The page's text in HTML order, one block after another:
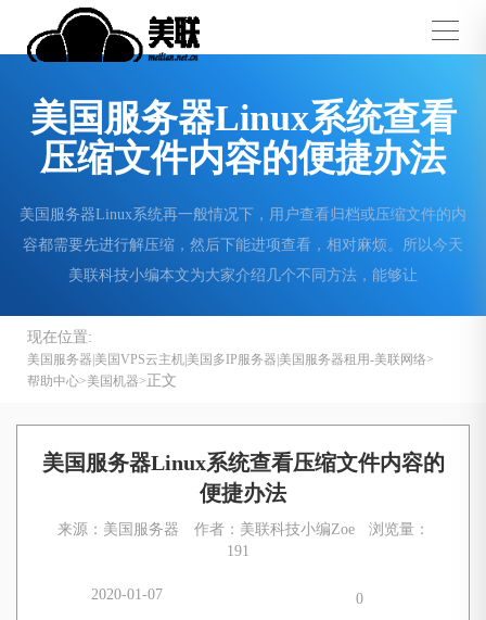
美国服务器Linux系统查看
压缩文件内容的便捷办法
美国服务器Linux系统再一般情况下，用户查看归档或压缩文件的内
容都需要先进行解压缩，然后下能进项查看，相对麻烦。所以今天
美联科技小编本文为大家介绍几个不同方法，能够让
现在位置:
美国服务器|美国VPS云主机|美国多IP服务器|美国服务器租用-美联网络
帮助中心 美国机器 正文
美国服务器Linux系统查看压缩文件内容的
便捷办法
来源：美国服务器 作者：美联科技小编Zoe
浏览量：
191
2020-01-07 0